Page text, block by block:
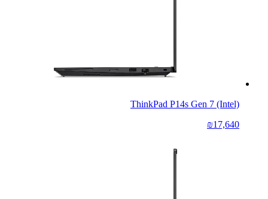
ThinkPad P14s Gen 7 (Intel)
₪17,640